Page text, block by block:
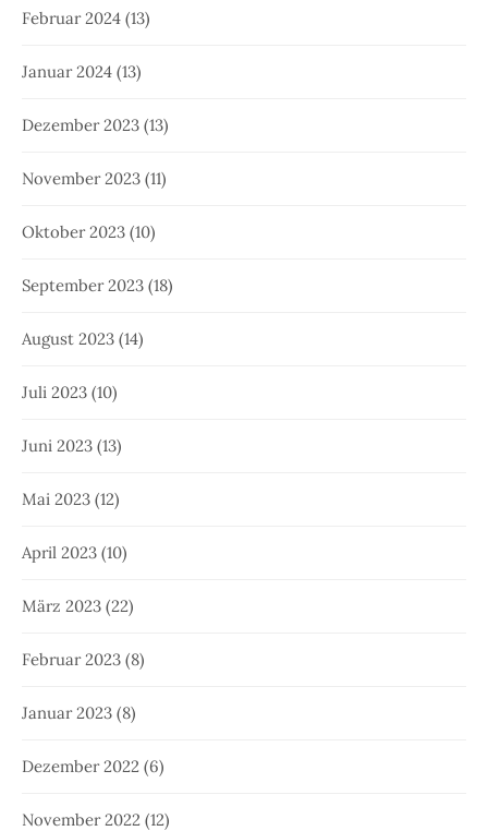
Februar 2024 (13)
Januar 2024 (13)
Dezember 2023 (13)
November 2023 (11)
Oktober 2023 (10)
September 2023 (18)
August 2023 (14)
Juli 2023 (10)
Juni 2023 (13)
Mai 2023 (12)
April 2023 (10)
März 2023 (22)
Februar 2023 (8)
Januar 2023 (8)
Dezember 2022 (6)
November 2022 (12)